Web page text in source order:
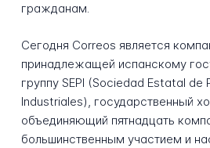
гражданам.
Сегодня Correos является
принадлежащей испанскому
группу SEPI (Sociedad Estatal
Industriales), государственный
объединяющий пятнадцать
большинственным участием и